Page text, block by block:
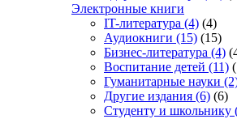
Электронные книги
IT-литература (4) (4)
Аудиокниги (15) (15)
Бизнес-литература (4)
Воспитание детей (11)
Гуманитарные науки
Другие издания (6) (6)
Студенту и школьнику